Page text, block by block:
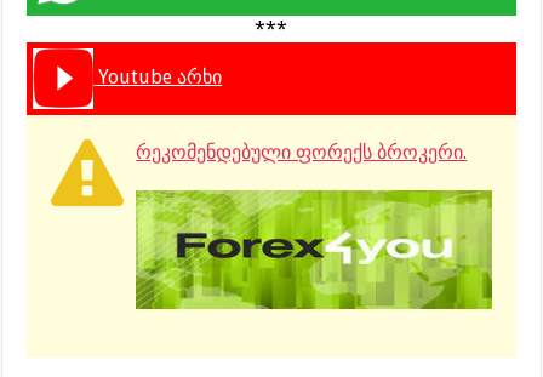
***
Youtube არხი
რეკომენდებული ფორექს ბროკერი.